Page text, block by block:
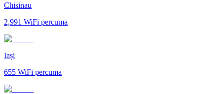
Chisinau
2,991 WiFi percuma
Iași
655 WiFi percuma